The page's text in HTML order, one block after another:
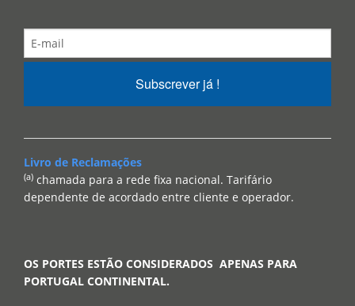
Subscrever já !
Livro de Reclamações
(a) chamada para a rede fixa nacional. Tarifário
dependente de acordado entre cliente e operador.
OS PORTES ESTÃO CONSIDERADOS APENAS PARA
PORTUGAL CONTINENTAL.